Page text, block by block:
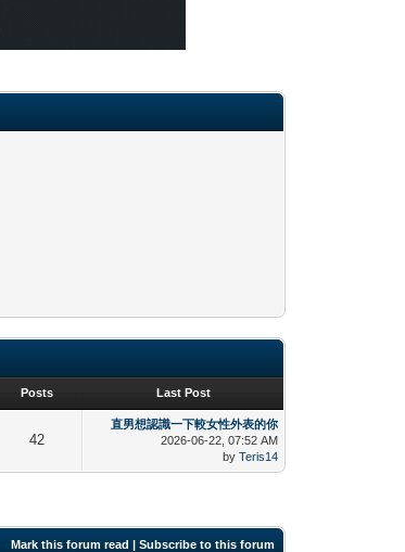
Posts Last Post
42
直男想認識一下較女性外表的你
2026-06-22, 07:52 AM
byTeris14
Mark this forum read |Subscribe to this forum